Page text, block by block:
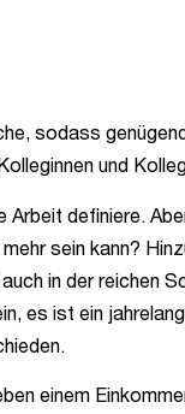
sodass
und
definiere.
sein kann?
in der reichen
es ist ein
einem